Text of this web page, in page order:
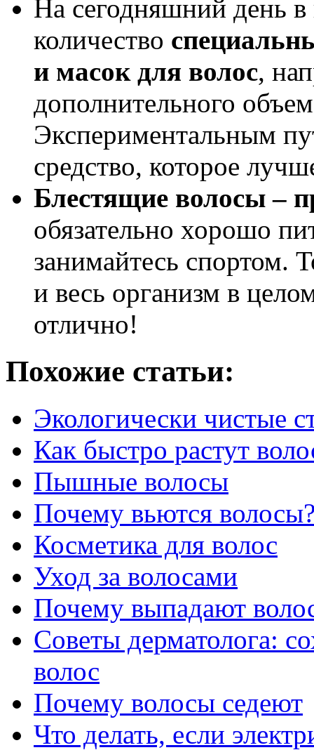
На сегодняшний день
количество
и масок для волос,
дополнительного
Экспериментальным
средство, которое
Блестящие волосы –
обязательно хорошо
занимайтесь спортом.
и весь организм в
отлично!
Похожие статьи:
Экологически чистые
Как быстро растут
Пышные волосы
Почему вьются
Косметика для волос
Уход за волосами
Почему выпадают
Советы дерматолога:
волос
Почему волосы седеют
Что делать, если